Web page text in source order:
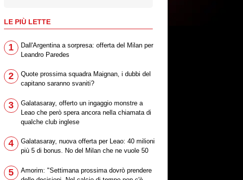
LE PIÙ LETTE
1
Dall'Argentina a sorpresa: offerta del Milan per
Leandro Paredes
2
Quote prossima squadra Maignan, i dubbi del
capitano saranno svaniti?
3
Galatasaray, offerto un ingaggio monstre a
Leao che però spera ancora nella chiamata di
qualche club inglese
4
Galatasaray, nuova offerta per Leao: 40 milioni
più 5 di bonus. No del Milan che ne vuole 50
5
Amorim: "Settimana prossima dovrò prendere